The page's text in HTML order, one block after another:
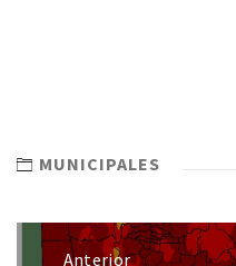
MUNICIPALES
Anterior